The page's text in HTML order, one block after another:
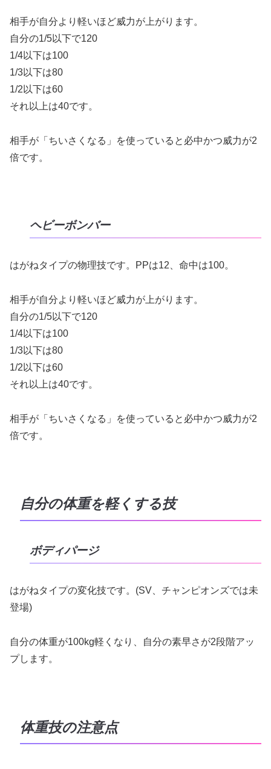
相手が自分より軽いほど威力が上がります。
自分の1/5以下で120
1/4以下は100
1/3以下は80
1/2以下は60
それ以上は40です。
相手が「ちいさくなる」を使っていると必中かつ威力が2
倍です。
ヘビーボンバー
はがねタイプの物理技です。PPは12、命中は100。
相手が自分より軽いほど威力が上がります。
自分の1/5以下で120
1/4以下は100
1/3以下は80
1/2以下は60
それ以上は40です。
相手が「ちいさくなる」を使っていると必中かつ威力が2
倍です。
自分の体重を軽くする技
ボディパージ
はがねタイプの変化技です。(SV、チャンピオンズでは未
登場)
自分の体重が100kg軽くなり、自分の素早さが2段階アッ
プします。
体重技の注意点